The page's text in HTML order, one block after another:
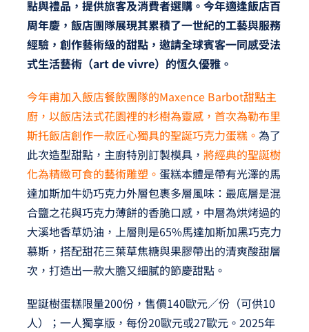
點與禮品，提供旅客及消費者選購。今年適逢飯店百
周年慶，飯店團隊展現其累積了一世紀的工藝與服務
經驗，創作藝術級的甜點，邀請全球賓客一同感受法
式生活藝術（art de vivre）的恆久優雅。
今年甫加入飯店餐飲團隊的Maxence Barbot甜點主
廚，以飯店法式花園裡的杉樹為靈感，首次為勒布里
斯托飯店創作一款匠心獨具的聖誕巧克力蛋糕。 為了
此次造型甜點，主廚特別訂製模具， 將經典的聖誕樹
化為精緻可食的藝術雕塑。 蛋糕本體是帶有光澤的馬
達加斯加牛奶巧克力外層包裹多層風味：最底層是混
合鹽之花與巧克力薄餅的香脆口感，中層為烘烤過的
大溪地香草奶油，上層則是65%馬達加斯加黑巧克力
慕斯，搭配甜花三葉草焦糖與果膠帶出的清爽酸甜層
次，打造出一款大膽又細膩的節慶甜點。
聖誕樹蛋糕限量200份，售價140歐元／份（可供10
人）；一人獨享版，每份20歐元或27歐元。2025年